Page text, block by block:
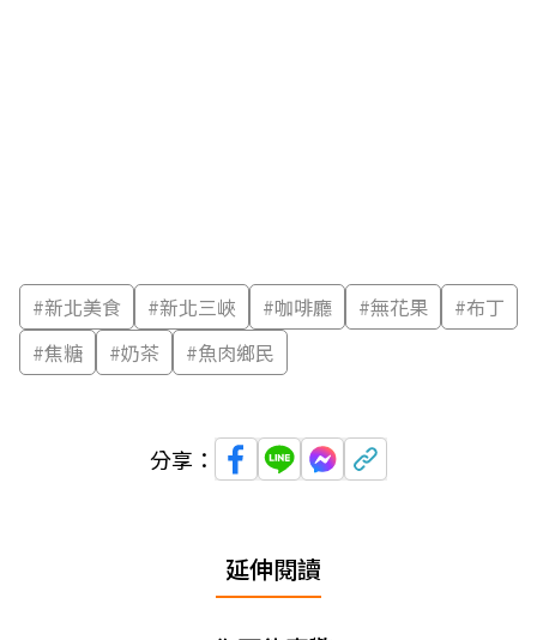
#新北美食 #新北三峽 #咖啡廳 #無花果 #布丁
#焦糖 #奶茶 #魚肉鄉民
分享：
延伸閱讀